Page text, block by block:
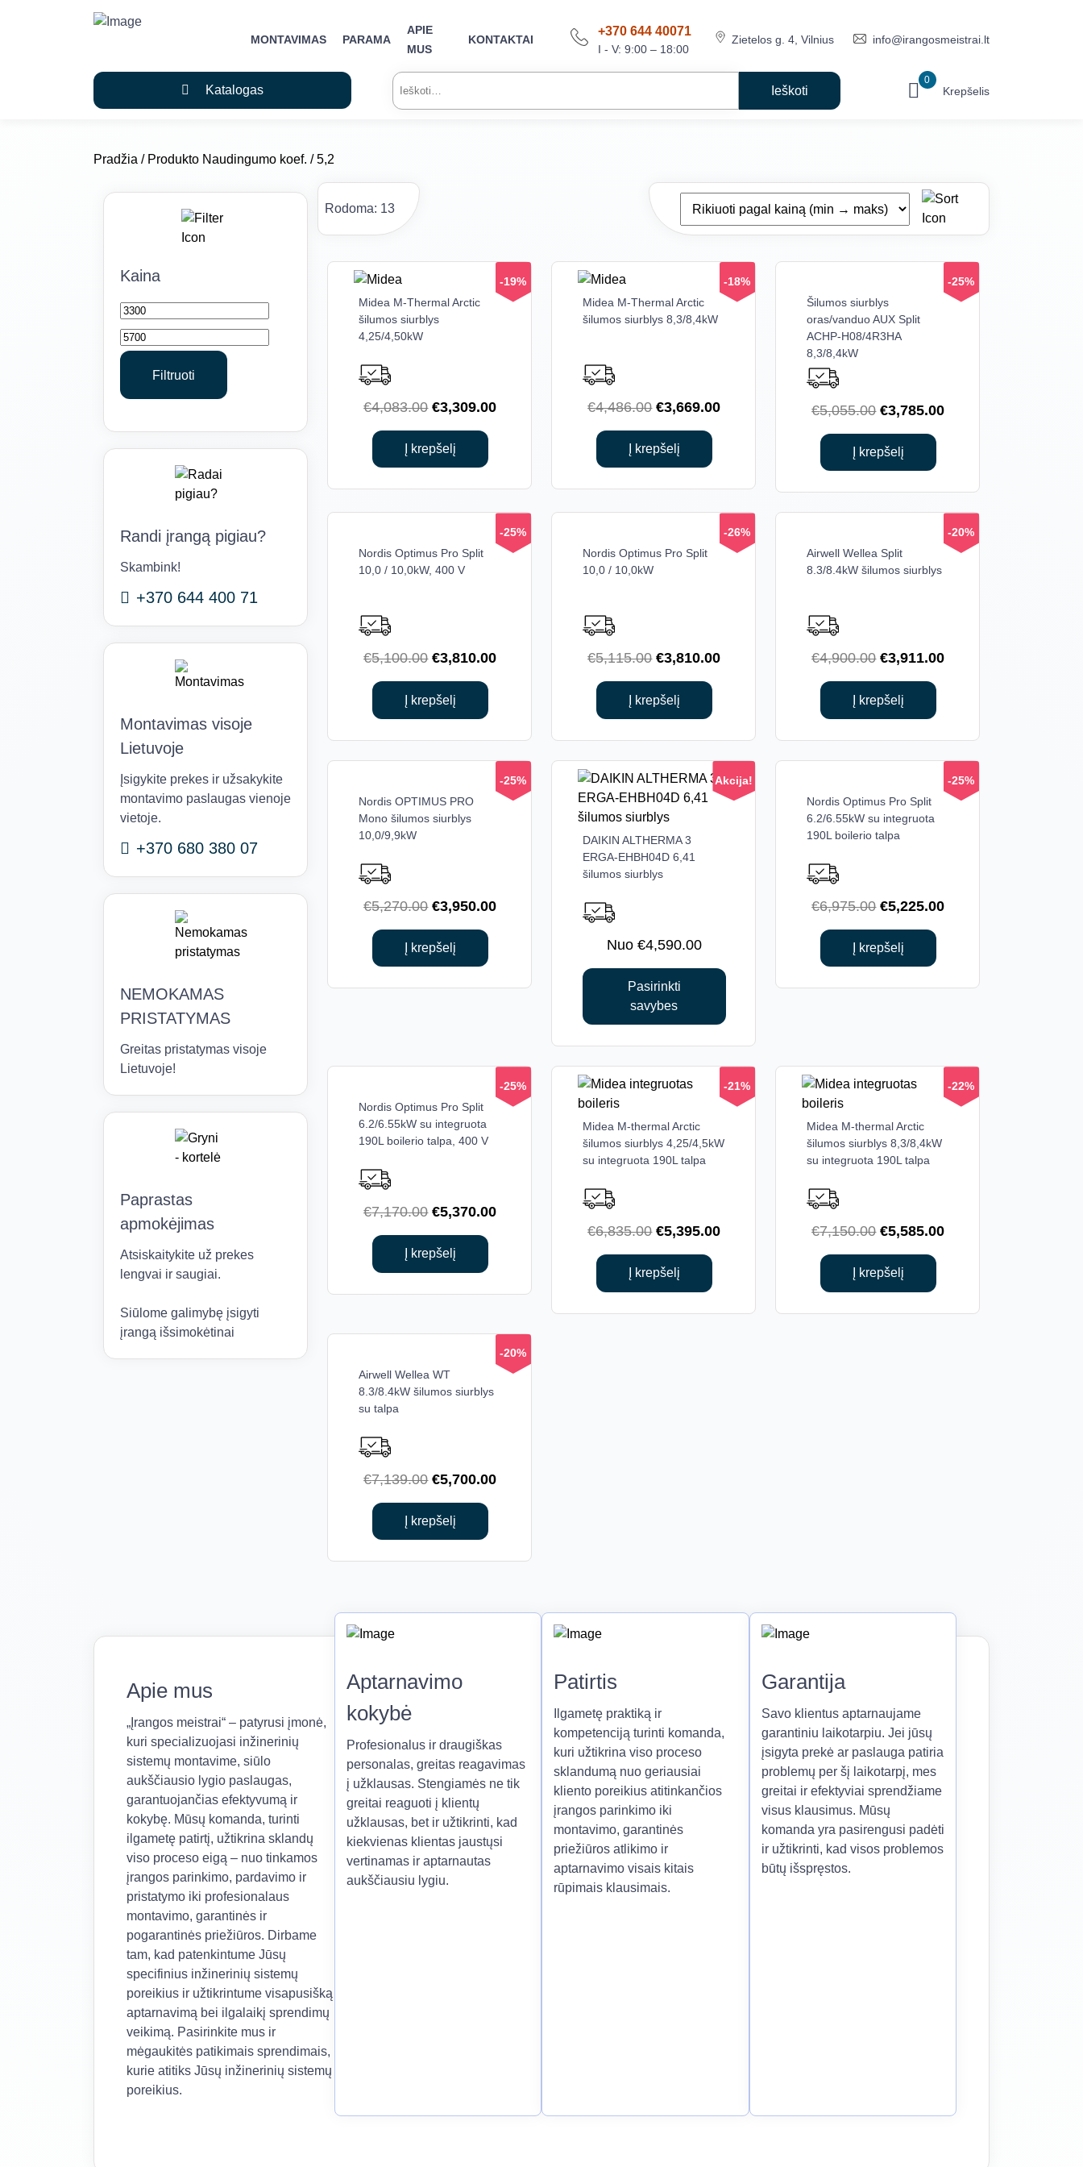
MONTAVIMAS PARAMA
APIE
MUS
KONTAKTAI
+370 644 40071
I - V: 9:00 – 18:00
Zietelos g. 4, Vilnius info@irangosmeistrai.lt
Katalogas
Ieškoti: 0
Krepšelis
Pradžia / Produkto Naudingumo koef. / 5,2
Kaina
Min
kaina
Filtruoti
Randi įrangą pigiau?
Skambink!
+370 644 400 71
Montavimas visoje
Lietuvoje
Įsigykite prekes ir užsakykite
montavimo paslaugas vienoje
vietoje.
+370 680 380 07
NEMOKAMAS
PRISTATYMAS
Greitas pristatymas visoje
Lietuvoje!
Paprastas
apmokėjimas
Atsiskaitykite už prekes
lengvai ir saugiai.
Siūlome galimybę įsigyti
įrangą išsimokėtinai
Rodoma: 13
-19%
Midea M-Thermal Arctic
šilumos siurblys
4,25/4,50kW
€4,083.00 Original
price
was:
€4,083.00.
€3,309.00Current
Į krepšelį
-18%
Midea M-Thermal Arctic
šilumos siurblys 8,3/8,4kW
€4,486.00 Original
price
was:
€4,486.00.
€3,669.00Current
Į krepšelį
-25%
Šilumos siurblys
oras/vanduo AUX Split
ACHP-H08/4R3HA
8,3/8,4kW
€5,055.00 Original
price
was:
€5,055.00.
€3,785.00Current
Į krepšelį
-25%
Nordis Optimus Pro Split
10,0 / 10,0kW, 400 V
€5,100.00 Original
price
was:
€5,100.00.
€3,810.00Current
Į krepšelį
-26%
Nordis Optimus Pro Split
10,0 / 10,0kW
€5,115.00 Original
price
was:
€5,115.00.
€3,810.00Current
Į krepšelį
-20%
Airwell Wellea Split
8.3/8.4kW šilumos siurblys
€4,900.00 Original
price
was:
€4,900.00.
€3,911.00Current
Į krepšelį
-25%
Nordis OPTIMUS PRO
Mono šilumos siurblys
10,0/9,9kW
€5,270.00 Original
price
was:
€5,270.00.
€3,950.00Current
Į krepšelį
Akcija!
DAIKIN ALTHERMA 3
ERGA-EHBH04D 6,41
šilumos siurblys
€4,590.00
Pasirinkti
savybes
This
product
has
The
be
chosen
page
-25%
Nordis Optimus Pro Split
6.2/6.55kW su integruota
190L boilerio talpa
€6,975.00 Original
price
was:
€6,975.00.
€5,225.00Current
Į krepšelį
-25%
Nordis Optimus Pro Split
6.2/6.55kW su integruota
190L boilerio talpa, 400 V
€7,170.00 Original
price
was:
€7,170.00.
€5,370.00Current
Į krepšelį
-21%
Midea M-thermal Arctic
šilumos siurblys 4,25/4,5kW
su integruota 190L talpa
€6,835.00 Original
price
was:
€6,835.00.
€5,395.00Current
Į krepšelį
-22%
Midea M-thermal Arctic
šilumos siurblys 8,3/8,4kW
su integruota 190L talpa
€7,150.00 Original
price
was:
€7,150.00.
€5,585.00Current
Į krepšelį
-20%
Airwell Wellea WT
8.3/8.4kW šilumos siurblys
su talpa
€7,139.00 Original
price
was:
€7,139.00.
€5,700.00Current
Į krepšelį
Apie mus
„Įrangos meistrai“ – patyrusi įmonė,
kuri specializuojasi inžinerinių
sistemų montavime, siūlo
aukščiausio lygio paslaugas,
garantuojančias efektyvumą ir
kokybę. Mūsų komanda, turinti
ilgametę patirtį, užtikrina sklandų
viso proceso eigą – nuo tinkamos
įrangos parinkimo, pardavimo ir
pristatymo iki profesionalaus
montavimo, garantinės ir
pogarantinės priežiūros. Dirbame
tam, kad patenkintume Jūsų
specifinius inžinerinių sistemų
poreikius ir užtikrintume visapusišką
aptarnavimą bei ilgalaikį sprendimų
veikimą. Pasirinkite mus ir
mėgaukitės patikimais sprendimais,
kurie atitiks Jūsų inžinerinių sistemų
poreikius.
Aptarnavimo
kokybė
Profesionalus ir draugiškas
personalas, greitas reagavimas
į užklausas. Stengiamės ne tik
greitai reaguoti į klientų
užklausas, bet ir užtikrinti, kad
kiekvienas klientas jaustųsi
vertinamas ir aptarnautas
aukščiausiu lygiu.
Patirtis
Ilgametę praktiką ir
kompetenciją turinti komanda,
kuri užtikrina viso proceso
sklandumą nuo geriausiai
kliento poreikius atitinkančios
įrangos parinkimo iki
montavimo, garantinės
priežiūros atlikimo ir
aptarnavimo visais kitais
rūpimais klausimais.
Garantija
Savo klientus aptarnaujame
garantiniu laikotarpiu. Jei jūsų
įsigyta prekė ar paslauga patiria
problemų per šį laikotarpį, mes
greitai ir efektyviai sprendžiame
visus klausimus. Mūsų
komanda yra pasirengusi padėti
ir užtikrinti, kad visos problemos
būtų išspręstos.